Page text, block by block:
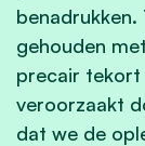
gehouden
precair
veroorzaakt
dat we de